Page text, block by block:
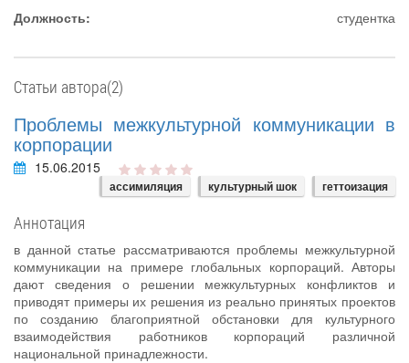
Должность:
студентка
Статьи автора(2)
Проблемы межкультурной коммуникации в
корпорации
15.06.2015
ассимиляция культурный шок геттоизация
Аннотация
в данной статье рассматриваются проблемы межкультурной
коммуникации на примере глобальных корпораций. Авторы
дают сведения о решении межкультурных конфликтов и
приводят примеры их решения из реально принятых проектов
по созданию благоприятной обстановки для культурного
взаимодействия работников корпораций различной
национальной принадлежности.